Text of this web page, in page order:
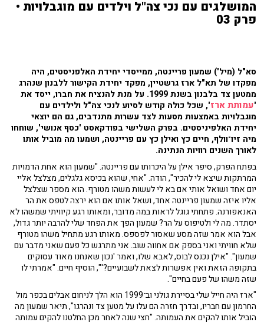
המושלגים עם נכי צה"ל וילדים עם מוגבלויות •
פרק 03
סא"ל (מיל') שמעון פריינטה, ממייסדי יחידת האלפניסטים, היה
מפקדו של תא"ל ארז גרשטיין, מפקד יחידת הקישור ללבנון שנהרג
ממטען צד בלבנון בשנת 1999. על מנת להנציח את חברו, ייסד את
'עמותת ארז', שכל כולה קודש לסיוע לנכי צה"ל ולילדים עם
מוגבלויות באמצעות מסעות לצד עשרות מתנדבים, גם הם יוצאי
יחידת האלפיניסטים. בפרק השלישי בפודקאסט 'כסף אנושי', שוחחו
מיה זיו־וולף, חיים כץ ואילן כץ עם פריינטה, ושמעו מה מוביל אותו
לאורך השנים רוויות הנתינה.
בפתח הפרק, סיפר אילן על היכרותו עם פריינטה. "שמעון הוא אחת הדמויות
המרתקות שיצא לי להכיר", הודה. "אחי, שהוא בכיסא גלגלים, מצלצל אליי
יום אחד ושואל אותי אם בא לי לעשות משהו מטורף. הוא מספר שצלצל
אליו איזה שמעון פריינטה אחד, ושאל אותו אם הוא ירצה לטפס את הר
האנאפורנה. פתחתי גוגל לראות במה מדובר, ומאותו רגע קיוויתי שמשהו לא
יסתדר. מה לי ולטיפוס על הר? שמעון הפך את הפחד שלי להרבה יותר גדול,
אבל הוא אמר שזה מסע שאסור לפספס. מאותו רגע מתחיל משהו מטורף
שלא חוויתי ואני בספק אם אחווה שוב. אני מתרגש כל פעם שאני מדבר עם
שמעון". "אילן נכנס לבוס, לאבא שלו, ואמר 'נכון שאנחנו מאוד עסוקים
בתקופה הזאת ואין אפשרות לצאת לשבועיים?'", הוסיף חיים. "אמרתי לו
שזה משהו של פעם בחיים".
"ארז היה חייל שלי בסיירת גולני וב־1999 הוא הלך לניחום אבלים בכפר מול
החרמון עם חבריו, ובדרך חזרה הם עלו על מטען צד ונהרגו", תיאר שמעון מה
הוביל אותו להקים את העמותה. "חצי שנה לאחר מכן החלטנו להקים עמותה